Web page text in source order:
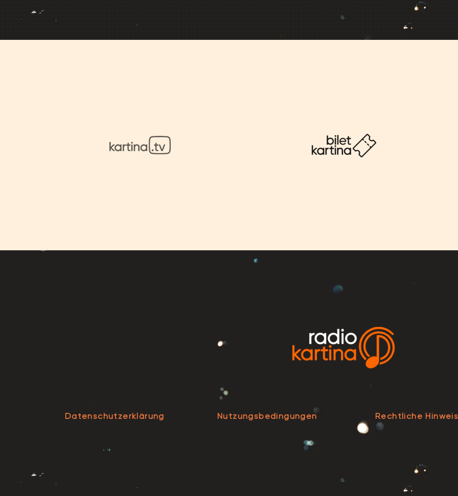
Datenschutzerklärung Nutzungsbedingungen Rechtliche